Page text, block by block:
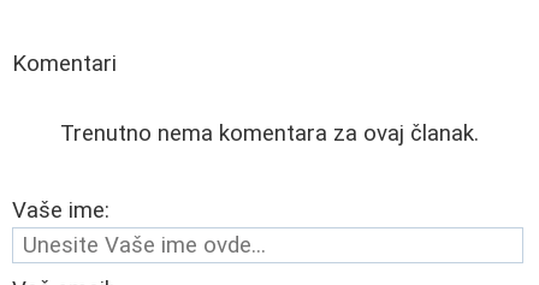
Komentari
Trenutno nema komentara za ovaj članak.
Vaše ime: